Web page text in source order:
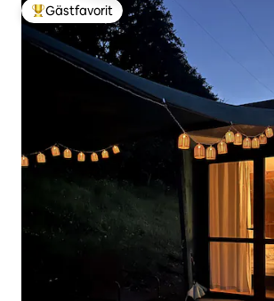
Populär gästfavorit
Gästfavorit